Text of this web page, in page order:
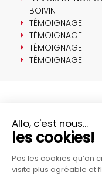
BOIVIN
TÉMOIGNAGE
TÉMOIGNAGE
TÉMOIGNAGE
TÉMOIGNAGE
PLUS